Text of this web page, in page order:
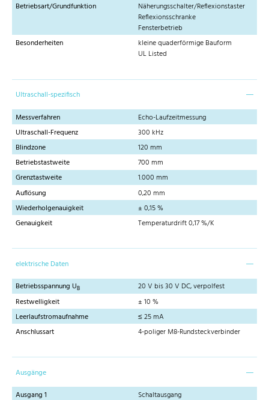
Betriebsart/Grundfunktion
Näherungsschalter/Reflexionstaster
Reflexionsschranke
Fensterbetrieb
Besonderheiten
kleine quaderförmige Bauform
UL Listed
Ultraschall-spezifisch
Messverfahren
Echo-Laufzeitmessung
Ultraschall-Frequenz
300 kHz
Blindzone
120 mm
Betriebstastweite
700 mm
Grenztastweite
1.000 mm
Auflösung
0,20 mm
Wiederholgenauigkeit
± 0,15 %
Genauigkeit
Temperaturdrift 0,17 %/K
elektrische Daten
Betriebsspannung UB
20 V bis 30 V DC, verpolfest
Restwelligkeit
± 10 %
Leerlaufstromaufnahme
≤ 25 mA
Anschlussart
4-poliger M8-Rundsteckverbinder
Ausgänge
Ausgang 1
Schaltausgang